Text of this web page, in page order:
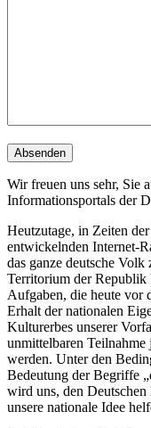
Wir freuen uns sehr, Sie
Informationsportals der
Heutzutage, in Zeiten
entwickelnden Internet-
das ganze deutsche Volk
Territorium der Republik
Aufgaben, die heute vor
Erhalt der nationalen
Kulturerbes unserer
unmittelbaren Teilnahme
werden. Unter den
Bedeutung der Begriffe
wird uns, den
unsere nationale Idee